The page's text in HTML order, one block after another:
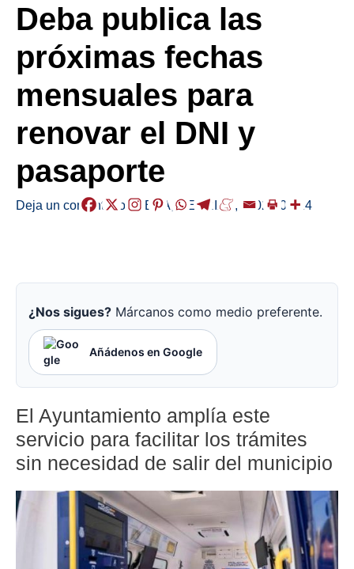
Deba publica las
próximas fechas
mensuales para
renovar el DNI y
pasaporte
Deja un comentario /DEBA ,HERRIAK, /2026-01-14
¿Nos sigues? Márcanos como medio preferente.
Añádenos en Google
El Ayuntamiento amplía este
servicio para facilitar los trámites
sin necesidad de salir del municipio